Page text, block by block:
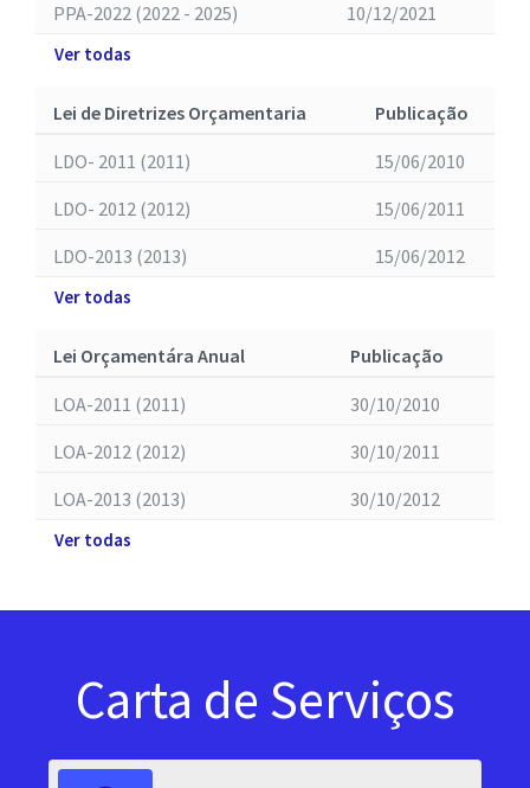
PPA-2022 (2022 - 2025)
10/12/2021
Ver todas
Lei de Diretrizes Orçamentaria Publicação
LDO- 2011 (2011)
15/06/2010
LDO- 2012 (2012)
15/06/2011
LDO-2013 (2013)
15/06/2012
Ver todas
Lei Orçamentára Anual Publicação
LOA-2011 (2011)
30/10/2010
LOA-2012 (2012)
30/10/2011
LOA-2013 (2013)
30/10/2012
Ver todas
Carta de Serviços